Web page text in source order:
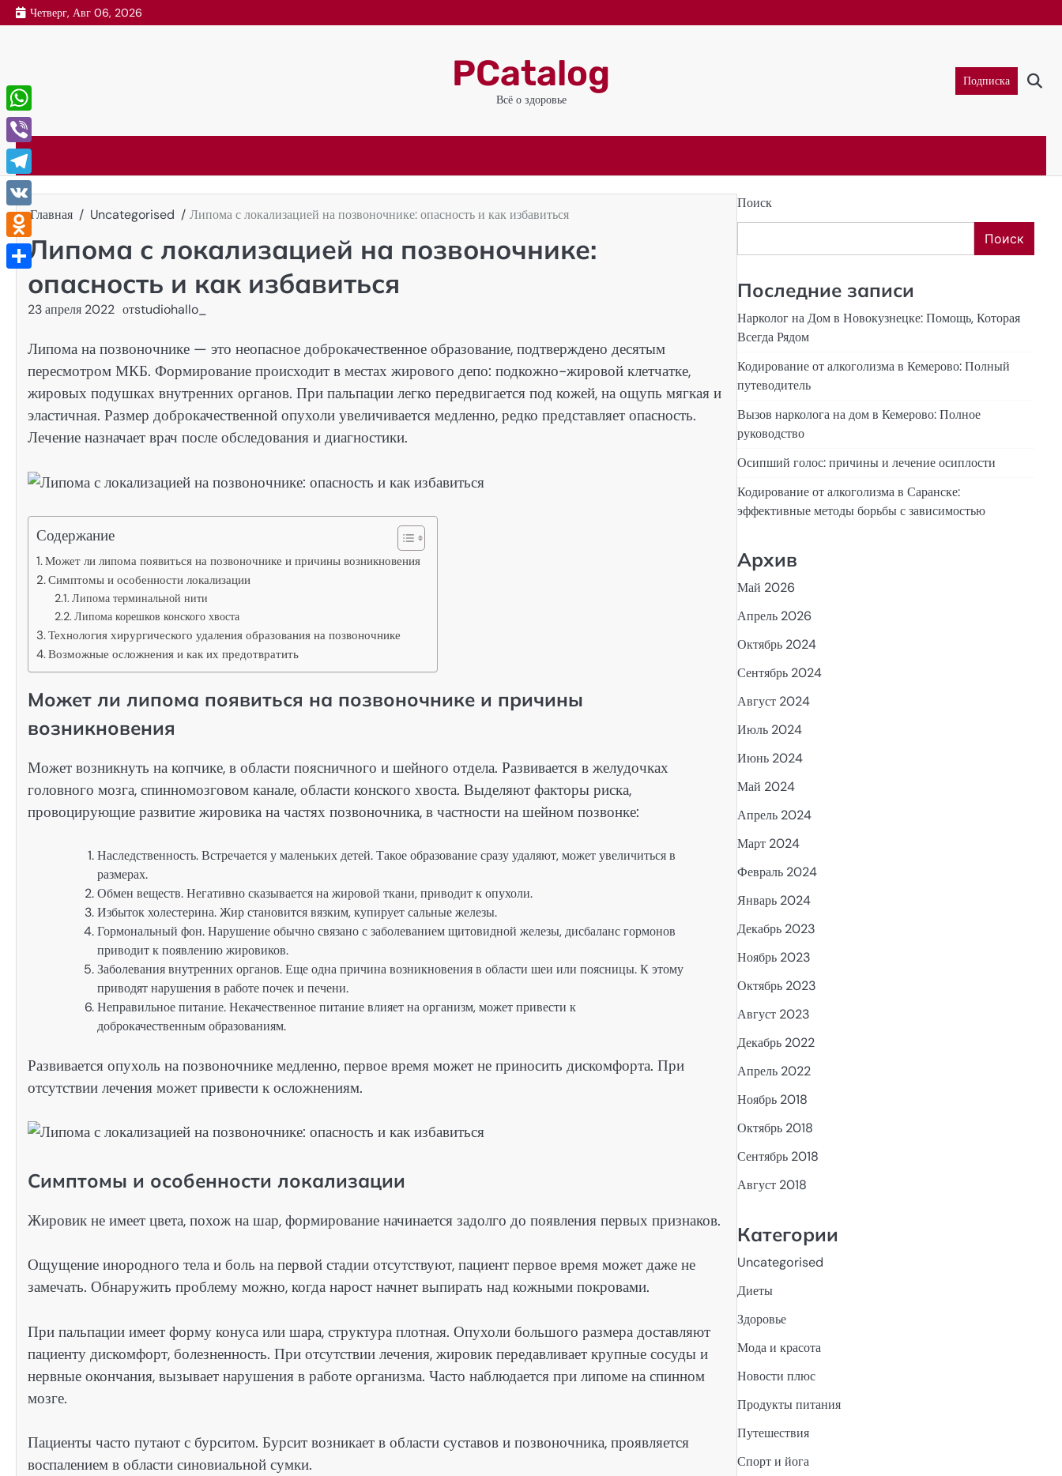
Перейти
к
Четверг, Авг 06, 2026
PCatalog
Всё о здоровье
Подписка
Главная Uncategorised Липома с локализацией на позвоночнике: опасность и как избавиться
Липома с локализацией на позвоночнике:
опасность и как избавиться
23 апреля 2022 отstudiohallo_
Липома на позвоночнике — это неопасное доброкачественное образование, подтверждено десятым
пересмотром МКБ. Формирование происходит в местах жирового депо: подкожно-жировой клетчатке,
жировых подушках внутренних органов. При пальпации легко передвигается под кожей, на ощупь мягкая и
эластичная. Размер доброкачественной опухоли увеличивается медленно, редко представляет опасность.
Лечение назначает врач после обследования и диагностики.
Содержание
Может ли липома появиться на позвоночнике и причины возникновения
Симптомы и особенности локализации
Липома терминальной нити
Липома корешков конского хвоста
Технология хирургического удаления образования на позвоночнике
Возможные осложнения и как их предотвратить
Может ли липома появиться на позвоночнике и причины
возникновения
Может возникнуть на копчике, в области поясничного и шейного отдела. Развивается в желудочках
головного мозга, спинномозговом канале, области конского хвоста. Выделяют факторы риска,
провоцирующие развитие жировика на частях позвоночника, в частности на шейном позвонке:
Наследственность. Встречается у маленьких детей. Такое образование сразу удаляют, может увеличиться в
размерах.
Обмен веществ. Негативно сказывается на жировой ткани, приводит к опухоли.
Избыток холестерина. Жир становится вязким, купирует сальные железы.
Гормональный фон. Нарушение обычно связано с заболеванием щитовидной железы, дисбаланс гормонов
приводит к появлению жировиков.
Заболевания внутренних органов. Еще одна причина возникновения в области шеи или поясницы. К этому
приводят нарушения в работе почек и печени.
Неправильное питание. Некачественное питание влияет на организм, может привести к
доброкачественным образованиям.
Развивается опухоль на позвоночнике медленно, первое время может не приносить дискомфорта. При
отсутствии лечения может привести к осложнениям.
Симптомы и особенности локализации
Жировик не имеет цвета, похож на шар, формирование начинается задолго до появления первых признаков.
Ощущение инородного тела и боль на первой стадии отсутствуют, пациент первое время может даже не
замечать. Обнаружить проблему можно, когда нарост начнет выпирать над кожными покровами.
При пальпации имеет форму конуса или шара, структура плотная. Опухоли большого размера доставляют
пациенту дискомфорт, болезненность. При отсутствии лечения, жировик передавливает крупные сосуды и
нервные окончания, вызывает нарушения в работе организма. Часто наблюдается при липоме на спинном
мозге.
Пациенты часто путают с бурситом. Бурсит возникает в области суставов и позвоночника, проявляется
воспалением в области синовиальной сумки.
Поиск
Поиск
Последние записи
Нарколог на Дом в Новокузнецке: Помощь, Которая
Всегда Рядом
Кодирование от алкоголизма в Кемерово: Полный
путеводитель
Вызов нарколога на дом в Кемерово: Полное
руководство
Осипший голос: причины и лечение осиплости
Кодирование от алкоголизма в Саранске:
эффективные методы борьбы с зависимостью
Архив
Май 2026
Апрель 2026
Октябрь 2024
Сентябрь 2024
Август 2024
Июль 2024
Июнь 2024
Май 2024
Апрель 2024
Март 2024
Февраль 2024
Январь 2024
Декабрь 2023
Ноябрь 2023
Октябрь 2023
Август 2023
Декабрь 2022
Апрель 2022
Ноябрь 2018
Октябрь 2018
Сентябрь 2018
Август 2018
Категории
Uncategorised
Диеты
Здоровье
Мода и красота
Новости плюс
Продукты питания
Путешествия
Спорт и йога
WhatsApp
Viber
Telegram
VK
Odnoklassniki
Отправить